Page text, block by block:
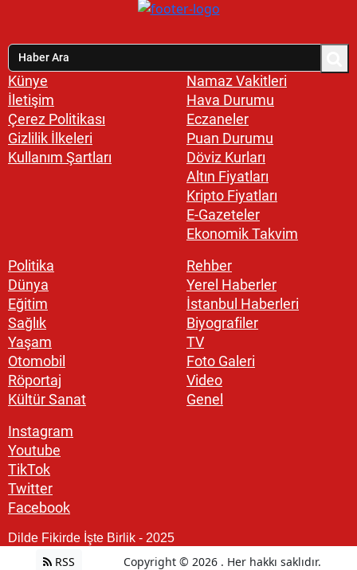
Künye
İletişim
Çerez Politikası
Gizlilik İlkeleri
Kullanım Şartları
Namaz Vakitleri
Hava Durumu
Eczaneler
Puan Durumu
Döviz Kurları
Altın Fiyatları
Kripto Fiyatları
E-Gazeteler
Ekonomik Takvim
Politika
Dünya
Eğitim
Sağlık
Yaşam
Otomobil
Röportaj
Kültür Sanat
Rehber
Yerel Haberler
İstanbul Haberleri
Biyografiler
TV
Foto Galeri
Video
Genel
Instagram
Youtube
TikTok
Twitter
Facebook
Dilde Fikirde İşte Birlik - 2025
RSS Copyright © 2026 . Her hakkı saklıdır.